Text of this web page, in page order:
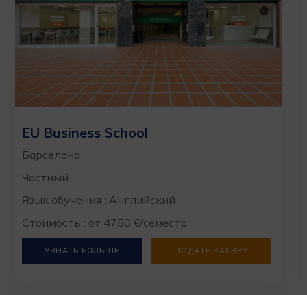
EU Business School
Барселона
Частный
Язык обучения : Английский
Стоимость : от 4750 €/семестр
УЗНАТЬ БОЛЬШЕ ПОДАТЬ ЗАЯВКУ